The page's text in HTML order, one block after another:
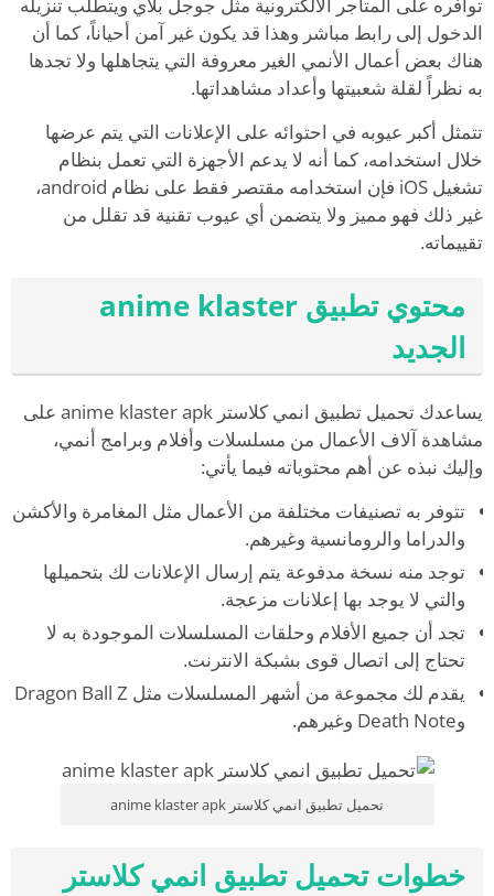
الدخول إلى رابط مباشر وهذا قد يكون غير آمن أحياناً، كما أن
هناك بعض أعمال الأنمي الغير معروفة التي يتجاهلها ولا تجدها
به نظراً لقلة شعبيتها وأعداد مشاهداتها.
تتمثل أكبر عيوبه في احتوائه على الإعلانات التي يتم عرضها
خلال استخدامه، كما أنه لا يدعم الأجهزة التي تعمل بنظام
تشغيل iOS فإن استخدامه مقتصر فقط على نظام android،
غير ذلك فهو مميز ولا يتضمن أي عيوب تقنية قد تقلل من
تقييماته.
محتوي تطبيق anime klaster
الجديد
يساعدك تحميل تطبيق انمي كلاستر anime klaster apk على
مشاهدة آلاف الأعمال من مسلسلات وأفلام وبرامج أنمي،
وإليك نبذه عن أهم محتوياته فيما يأتي:
تتوفر به تصنيفات مختلفة من الأعمال مثل المغامرة والأكشن
والدراما والرومانسية وغيرهم.
توجد منه نسخة مدفوعة يتم إرسال الإعلانات لك بتحميلها
والتي لا يوجد بها إعلانات مزعجة.
تجد أن جميع الأفلام وحلقات المسلسلات الموجودة به لا
تحتاج إلى اتصال قوى بشبكة الانترنت.
يقدم لك مجموعة من أشهر المسلسلات مثل Dragon Ball Z
وDeath Note وغيرهم.
تحميل تطبيق انمي كلاستر anime klaster apk
خطوات تحميل تطبيق انمي كلاستر